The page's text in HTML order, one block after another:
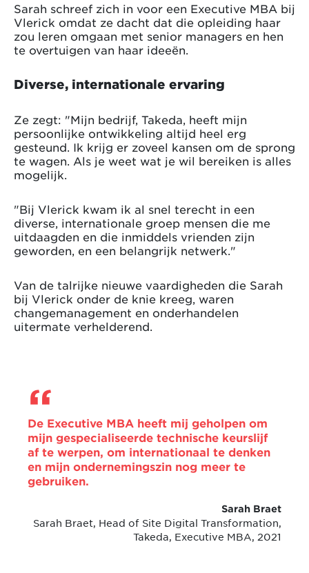
Sarah schreef zich in voor een Executive MBA bij
Vlerick omdat ze dacht dat die opleiding haar
zou leren omgaan met senior managers en hen
te overtuigen van haar ideeën.
Diverse, internationale ervaring
Ze zegt: "Mijn bedrijf, Takeda, heeft mijn
persoonlijke ontwikkeling altijd heel erg
gesteund. Ik krijg er zoveel kansen om de sprong
te wagen. Als je weet wat je wil bereiken is alles
mogelijk.
"Bij Vlerick kwam ik al snel terecht in een
diverse, internationale groep mensen die me
uitdaagden en die inmiddels vrienden zijn
geworden, en een belangrijk netwerk."
Van de talrijke nieuwe vaardigheden die Sarah
bij Vlerick onder de knie kreeg, waren
changemanagement en onderhandelen
uitermate verhelderend.
De Executive MBA heeft mij geholpen om
mijn gespecialiseerde technische keurslijf
af te werpen, om internationaal te denken
en mijn ondernemingszin nog meer te
gebruiken.
Sarah Braet
Sarah Braet, Head of Site Digital Transformation,
Takeda, Executive MBA, 2021